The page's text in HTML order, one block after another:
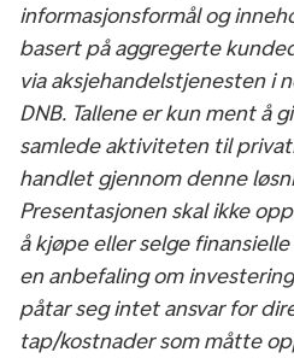
informasjonsformål og
basert på aggregerte
via aksjehandelstjenesten i
DNB. Tallene er kun ment å
samlede aktiviteten til
handlet gjennom denne
Presentasjonen skal ikke
å kjøpe eller selge
en anbefaling om
påtar seg intet ansvar for
tap/kostnader som måtte